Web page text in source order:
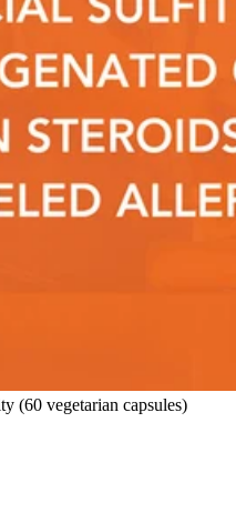
(60 vegetarian capsules)